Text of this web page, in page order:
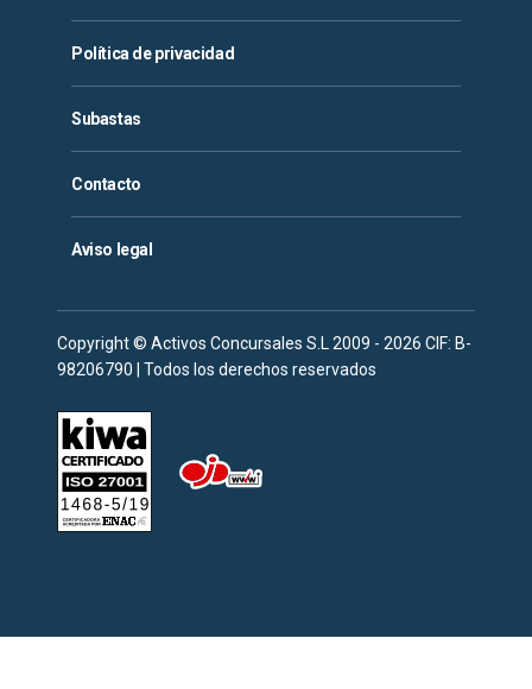
Política de privacidad
Subastas
Contacto
Aviso legal
Copyright © Activos Concursales S.L 2009 - 2026 CIF: B-
98206790 | Todos los derechos reservados